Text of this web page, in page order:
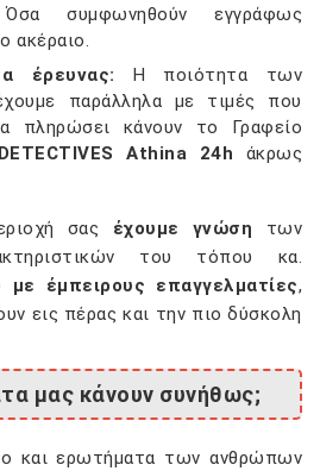
συμφωνηθούν εγγράφως
ακέραιο.
έρευνας: Η ποιότητα των
παράλληλα με τιμές που
πληρώσει κάνουν το Γραφείο
DETECTIVES Athina 24h άκρως
σας έχουμε γνώση των
του τόπου κα.
με έμπειρους επαγγελματίες,
εις πέρας και την πιο δύσκολη
μας κάνουν συνήθως;
και ερωτήματα των ανθρώπων